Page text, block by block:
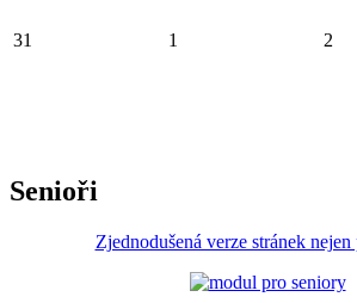
31 1 2
Senioři
Zjednodušená verze stránek